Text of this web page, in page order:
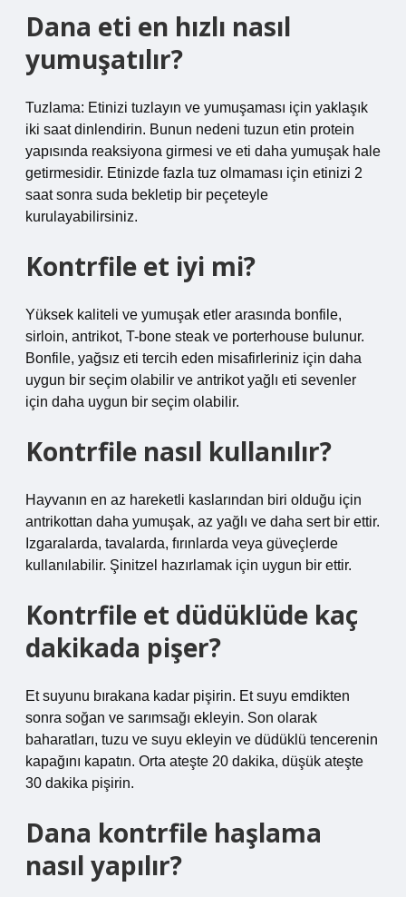
Dana eti en hızlı nasıl
yumuşatılır?
Tuzlama: Etinizi tuzlayın ve yumuşaması için yaklaşık
iki saat dinlendirin. Bunun nedeni tuzun etin protein
yapısında reaksiyona girmesi ve eti daha yumuşak hale
getirmesidir. Etinizde fazla tuz olmaması için etinizi 2
saat sonra suda bekletip bir peçeteyle
kurulayabilirsiniz.
Kontrfile et iyi mi?
Yüksek kaliteli ve yumuşak etler arasında bonfile,
sirloin, antrikot, T-bone steak ve porterhouse bulunur.
Bonfile, yağsız eti tercih eden misafirleriniz için daha
uygun bir seçim olabilir ve antrikot yağlı eti sevenler
için daha uygun bir seçim olabilir.
Kontrfile nasıl kullanılır?
Hayvanın en az hareketli kaslarından biri olduğu için
antrikottan daha yumuşak, az yağlı ve daha sert bir ettir.
Izgaralarda, tavalarda, fırınlarda veya güveçlerde
kullanılabilir. Şinitzel hazırlamak için uygun bir ettir.
Kontrfile et düdüklüde kaç
dakikada pişer?
Et suyunu bırakana kadar pişirin. Et suyu emdikten
sonra soğan ve sarımsağı ekleyin. Son olarak
baharatları, tuzu ve suyu ekleyin ve düdüklü tencerenin
kapağını kapatın. Orta ateşte 20 dakika, düşük ateşte
30 dakika pişirin.
Dana kontrfile haşlama
nasıl yapılır?